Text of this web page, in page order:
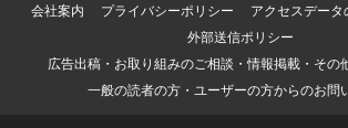
会社案内
プライバシーポリシー
アクセスデー
外部送信ポリシー
広告出稿・お取り組みのご相談・情報掲載・その
一般の読者の方・ユーザーの方からのお問